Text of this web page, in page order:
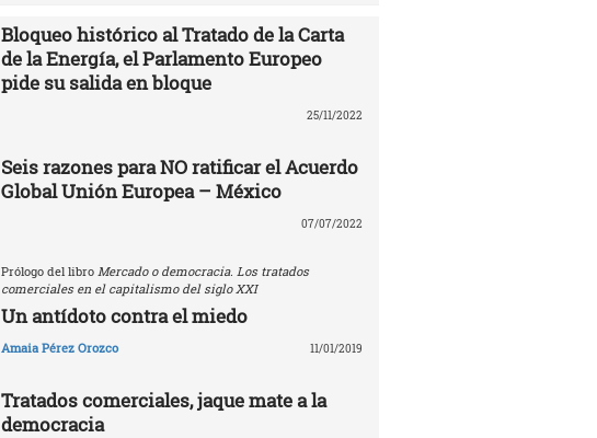
Bloqueo histórico al Tratado de la Carta
de la Energía, el Parlamento Europeo
pide su salida en bloque
25/11/2022
Seis razones para NO ratificar el Acuerdo
Global Unión Europea – México
07/07/2022
Prólogo del libro Mercado o democracia. Los tratados
comerciales en el capitalismo del siglo XXI
Un antídoto contra el miedo
Amaia Pérez Orozco 11/01/2019
Tratados comerciales, jaque mate a la
democracia